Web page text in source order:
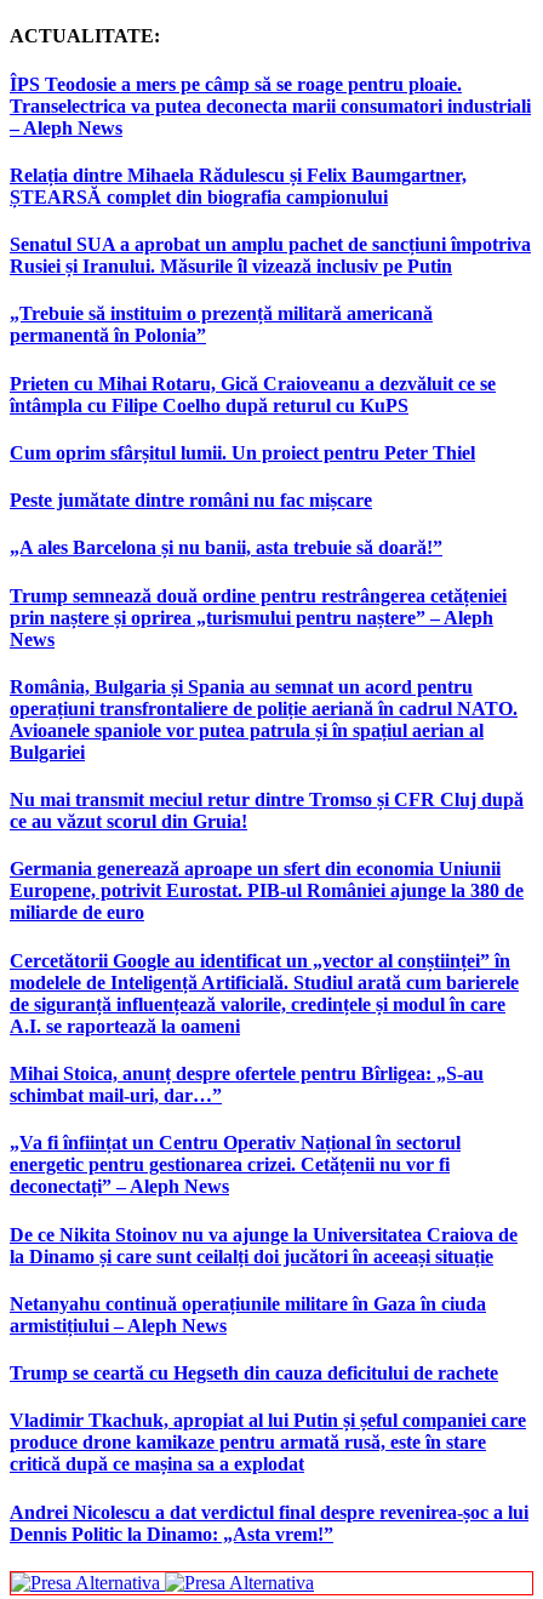
ACTUALITATE:
ÎPS Teodosie a mers pe câmp să se roage pentru ploaie.
Transelectrica va putea deconecta marii consumatori industriali
– Aleph News
Relația dintre Mihaela Rădulescu și Felix Baumgartner,
ȘTEARSĂ complet din biografia campionului
Senatul SUA a aprobat un amplu pachet de sancțiuni împotriva
Rusiei și Iranului. Măsurile îl vizează inclusiv pe Putin
„Trebuie să instituim o prezență militară americană
permanentă în Polonia”
Prieten cu Mihai Rotaru, Gică Craioveanu a dezvăluit ce se
întâmpla cu Filipe Coelho după returul cu KuPS
Cum oprim sfârșitul lumii. Un proiect pentru Peter Thiel
Peste jumătate dintre români nu fac mișcare
„A ales Barcelona și nu banii, asta trebuie să doară!”
Trump semnează două ordine pentru restrângerea cetățeniei
prin naștere și oprirea „turismului pentru naștere” – Aleph
News
România, Bulgaria și Spania au semnat un acord pentru
operațiuni transfrontaliere de poliție aeriană în cadrul NATO.
Avioanele spaniole vor putea patrula și în spațiul aerian al
Bulgariei
Nu mai transmit meciul retur dintre Tromso și CFR Cluj după
ce au văzut scorul din Gruia!
Germania generează aproape un sfert din economia Uniunii
Europene, potrivit Eurostat. PIB-ul României ajunge la 380 de
miliarde de euro
Cercetătorii Google au identificat un „vector al conștiinței” în
modelele de Inteligență Artificială. Studiul arată cum barierele
de siguranță influențează valorile, credințele și modul în care
A.I. se raportează la oameni
Mihai Stoica, anunț despre ofertele pentru Bîrligea: „S-au
schimbat mail-uri, dar…”
„Va fi înființat un Centru Operativ Național în sectorul
energetic pentru gestionarea crizei. Cetățenii nu vor fi
deconectați” – Aleph News
De ce Nikita Stoinov nu va ajunge la Universitatea Craiova de
la Dinamo și care sunt ceilalți doi jucători în aceeași situație
Netanyahu continuă operațiunile militare în Gaza în ciuda
armistițiului – Aleph News
Trump se ceartă cu Hegseth din cauza deficitului de rachete
Vladimir Tkachuk, apropiat al lui Putin și șeful companiei care
produce drone kamikaze pentru armată rusă, este în stare
critică după ce mașina sa a explodat
Andrei Nicolescu a dat verdictul final despre revenirea-șoc a lui
Dennis Politic la Dinamo: „Asta vrem!”